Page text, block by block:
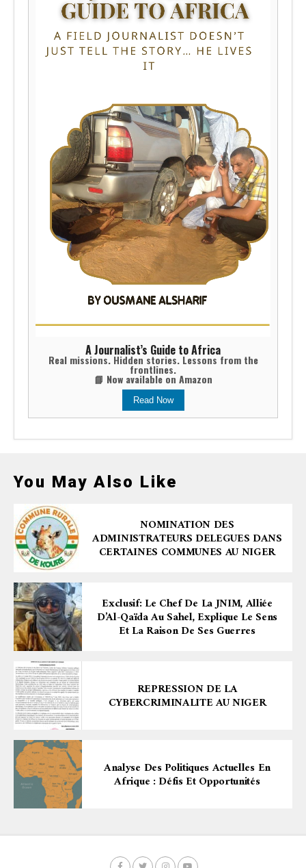
A Journalist’s Guide to Africa
Real missions. Hidden stories. Lessons from the
frontlines.
📘 Now available on Amazon
Read Now
You May Also Like
NOMINATION DES
ADMINISTRATEURS DELEGUES DANS
CERTAINES COMMUNES AU NIGER
Exclusif: Le Chef De La JNIM, Alliée
D’Al-Qaïda Au Sahel, Explique Le Sens
Et La Raison De Ses Guerres
REPRESSION DE LA
CYBERCRIMINALITE AU NIGER
Analyse Des Politiques Actuelles En
Afrique : Défis Et Opportunités